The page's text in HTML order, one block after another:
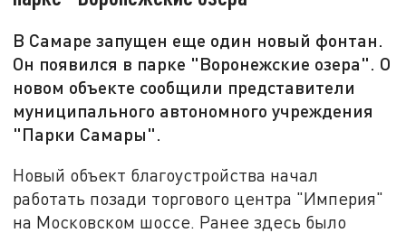
В Самаре запущен еще один новый фонтан.
Он появился в парке "Воронежские озера". О
новом объекте сообщили представители
муниципального автономного учреждения
"Парки Самары".
Новый объект благоустройства начал
работать позади торгового центра "Империя"
на Московском шоссе. Ранее здесь было